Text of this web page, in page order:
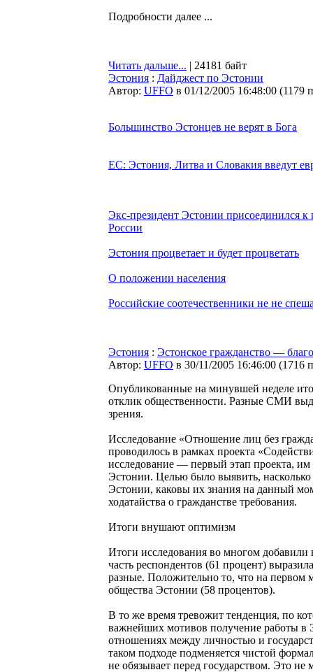
Подробности далее ...
Читать дальше... | 24181 байт
Эстония : Дайджест по Эстонии
Автор: UFFO в 01/12/2005 16:48:00 (1179
Большинство Эстонцев не верят в Бога
ЕС: Эстония, Литва и Словакия введут
Экс-президент Эстонии присоединился к
России
Эстония процветает и будет процветать
О положении населения
Российские соотечественники не не
Эстония : Эстонское гражданство —
Автор: UFFO в 30/11/2005 16:46:00 (1716
Опубликованные на минувшей неделе
отклик общественности. Разные СМИ
зрения.
Исследование «Отношение лиц без
проводилось в рамках проекта
исследование — первый этап проекта,
Эстонии. Целью было выявить,
Эстонии, каковы их знания на данный
ходатайства о гражданстве требования.
Итоги внушают оптимизм
Итоги исследования во многом добавили
часть респондентов (61 процент)
разные. Положительно то, что на первом
общества Эстонии (58 процентов).
В то же время тревожит тенденция, по
важнейших мотивов получение работы в
отношениях между личностью и
таком подходе подменяется чистой
не обязывает перед государством. Это